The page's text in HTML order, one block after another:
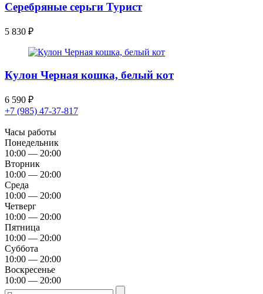
Серебряные серьги Турист
5 830 ₽
Кулон Черная кошка, белый кот
6 590 ₽
+7 (985) 47-37-817
Часы работы
Понедельник
10:00 — 20:00
Вторник
10:00 — 20:00
Среда
10:00 — 20:00
Четверг
10:00 — 20:00
Пятница
10:00 — 20:00
Суббота
10:00 — 20:00
Воскресенье
10:00 — 20:00